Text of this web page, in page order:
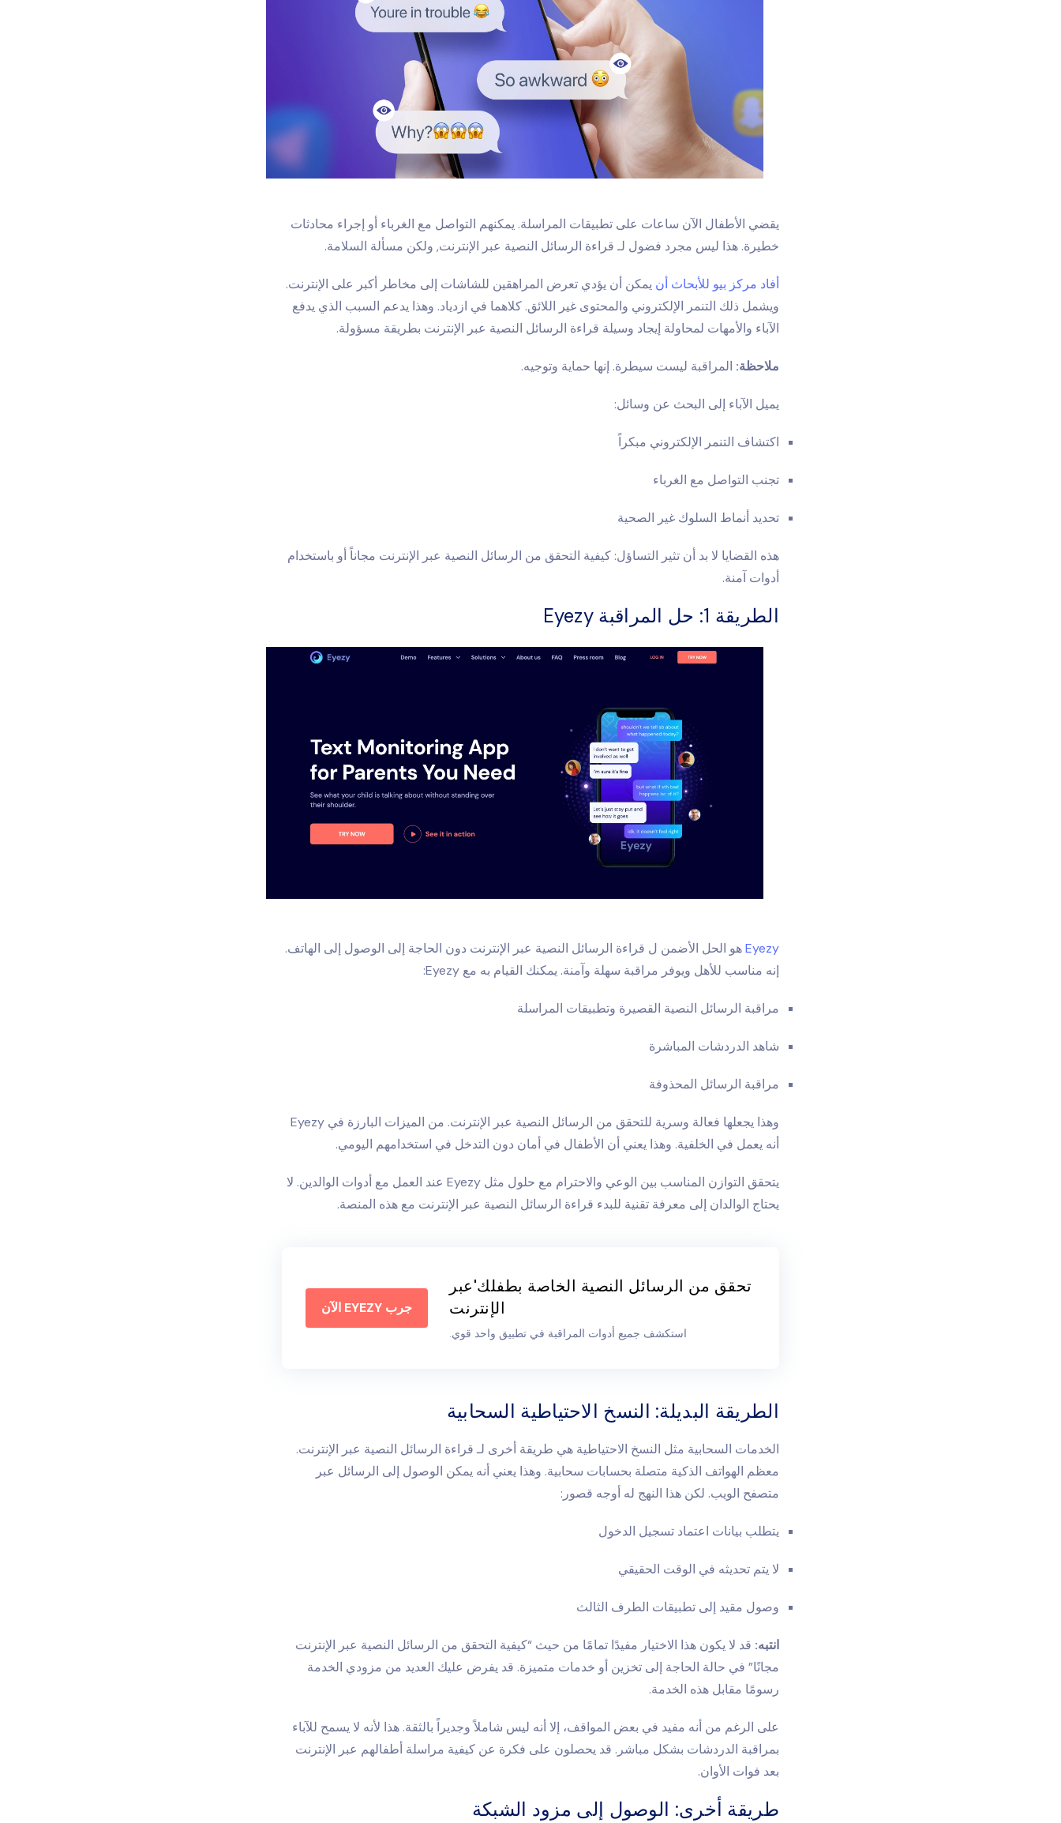
يقضي الأطفال الآن ساعات على تطبيقات المراسلة. يمكنهم التواصل مع الغرباء أو إجراء محادثات
خطيرة. هذا ليس مجرد فضول لـ قراءة الرسائل النصية عبر الإنترنت, ولكن مسألة السلامة.
أفاد مركز بيو للأبحاث أن يمكن أن يؤدي تعرض المراهقين للشاشات إلى مخاطر أكبر على الإنترنت.
ويشمل ذلك التنمر الإلكتروني والمحتوى غير اللائق. كلاهما في ازدياد. وهذا يدعم السبب الذي يدفع
الآباء والأمهات لمحاولة إيجاد وسيلة قراءة الرسائل النصية عبر الإنترنت بطريقة مسؤولة.
ملاحظة: المراقبة ليست سيطرة. إنها حماية وتوجيه.
يميل الآباء إلى البحث عن وسائل:
اكتشاف التنمر الإلكتروني مبكراً
تجنب التواصل مع الغرباء
تحديد أنماط السلوك غير الصحية
هذه القضايا لا بد أن تثير التساؤل: كيفية التحقق من الرسائل النصية عبر الإنترنت مجاناً أو باستخدام
أدوات آمنة.
الطريقة 1: حل المراقبة Eyezy
Eyezyهو الحل الأضمن ل قراءة الرسائل النصية عبر الإنترنت دون الحاجة إلى الوصول إلى الهاتف.
إنه مناسب للأهل ويوفر مراقبة سهلة وآمنة. يمكنك القيام به مع Eyezy:
مراقبة الرسائل النصية القصيرة وتطبيقات المراسلة
شاهد الدردشات المباشرة
مراقبة الرسائل المحذوفة
وهذا يجعلها فعالة وسرية للتحقق من الرسائل النصية عبر الإنترنت. من الميزات البارزة في Eyezy
أنه يعمل في الخلفية. وهذا يعني أن الأطفال في أمان دون التدخل في استخدامهم اليومي.
يتحقق التوازن المناسب بين الوعي والاحترام مع حلول مثل Eyezy عند العمل مع أدوات الوالدين. لا
يحتاج الوالدان إلى معرفة تقنية للبدء قراءة الرسائل النصية عبر الإنترنت مع هذه المنصة.
تحقق من الرسائل النصية الخاصة بطفلك'عبر
الإنترنت
استكشف جميع أدوات المراقبة في تطبيق واحد قوي.
جرب EYEZY الآن
الطريقة البديلة: النسخ الاحتياطية السحابية
الخدمات السحابية مثل النسخ الاحتياطية هي طريقة أخرى لـ قراءة الرسائل النصية عبر الإنترنت.
معظم الهواتف الذكية متصلة بحسابات سحابية. وهذا يعني أنه يمكن الوصول إلى الرسائل عبر
متصفح الويب. لكن هذا النهج له أوجه قصور:
يتطلب بيانات اعتماد تسجيل الدخول
لا يتم تحديثه في الوقت الحقيقي
وصول مقيد إلى تطبيقات الطرف الثالث
انتبه: قد لا يكون هذا الاختيار مفيدًا تمامًا من حيث “كيفية التحقق من الرسائل النصية عبر الإنترنت
مجانًا” في حالة الحاجة إلى تخزين أو خدمات متميزة. قد يفرض عليك العديد من مزودي الخدمة
رسومًا مقابل هذه الخدمة.
على الرغم من أنه مفيد في بعض المواقف، إلا أنه ليس شاملاً وجديراً بالثقة. هذا لأنه لا يسمح للآباء
بمراقبة الدردشات بشكل مباشر. قد يحصلون على فكرة عن كيفية مراسلة أطفالهم عبر الإنترنت
بعد فوات الأوان.
طريقة أخرى: الوصول إلى مزود الشبكة